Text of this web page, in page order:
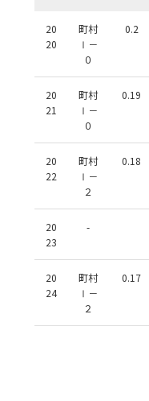
20
20
町村
Ⅰ－
０
0.2
20
21
町村
Ⅰ－
０
0.19
20
22
町村
Ⅰ－
２
0.18
20
23
-
20
24
町村
Ⅰ－
２
0.17